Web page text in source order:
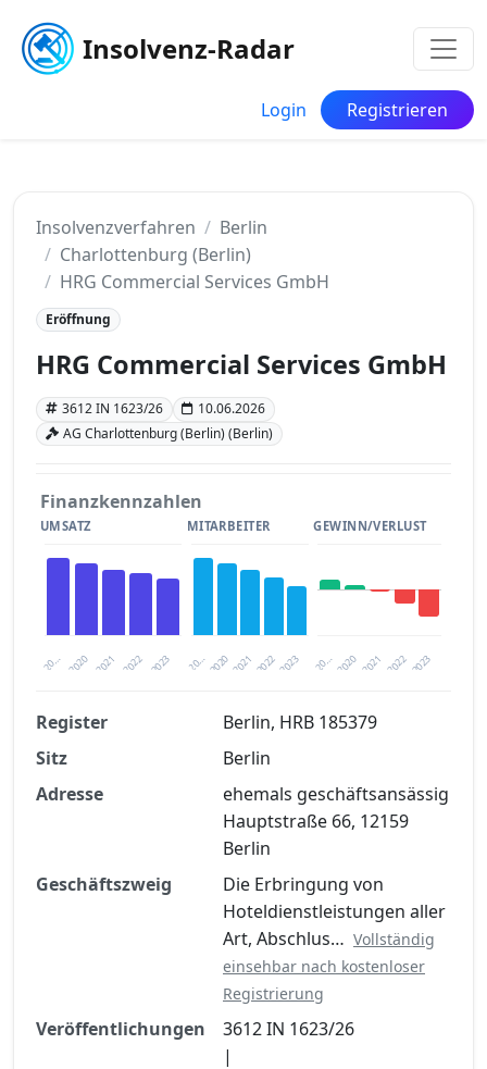
Insolvenz-Radar
Login Registrieren
Insolvenzverfahren
Berlin
Charlottenburg (Berlin)
HRG Commercial Services GmbH
Eröffnung
HRG Commercial Services GmbH
3612 IN 1623/26
10.06.2026
AG Charlottenburg (Berlin) (Berlin)
Finanzkennzahlen
UMSATZ
20… 2021 2023
2020 2022
MITARBEITER
20… 2021 2023
2020 2022
GEWINN/VERLUST
20… 2021 2023
2020 2022
Finanzkennzahlen nach kostenloser
Registrierung verfügbar
Jetzt kostenlos registrieren
Register
Berlin, HRB 185379
Sitz
Berlin
Adresse
ehemals geschäftsansässig
Hauptstraße 66, 12159
Berlin
Geschäftszweig
Die Erbringung von
Hoteldienstleistungen aller
Art, Abschlus… Vollständig
einsehbar nach kostenloser
Registrierung
Veröffentlichungen
3612 IN 1623/26
|